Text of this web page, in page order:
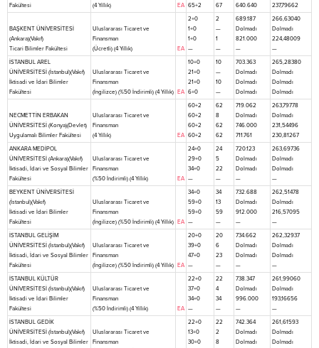
Fakültesi (4 Yıllık) EA 65+2 67 640.640 237,79662
BAŞKENT ÜNİVERSİTESİ
(Ankara)(Vakıf)
Ticari Bilimler Fakültesi
Uluslararası Ticaret ve
Finansman
(Ücretli) (4 Yıllık)
EA
2+0
1+0
1+0
—
2
—
1
—
689.187
Dolmadı
821.000
—
266,63040
Dolmadı
224,48009
—
İSTANBUL AREL
ÜNİVERSİTESİ (İstanbul)(Vakıf)
İktisadi ve İdari Bilimler
Fakültesi
Uluslararası Ticaret ve
Finansman
(İngilizce) (%50 İndirimli) (4 Yıllık)
EA
10+0
21+0
21+0
6+0
10
—
10
—
703.363
Dolmadı
Dolmadı
Dolmadı
265,28380
Dolmadı
Dolmadı
Dolmadı
NECMETTİN ERBAKAN
ÜNİVERSİTESİ (Konya)(Devlet)
Uygulamalı Bilimler Fakültesi
Uluslararası Ticaret ve
Finansman
(4 Yıllık)
EA
60+2
60+2
60+2
60+2
62
8
62
62
719.062
Dolmadı
746.000
711.761
263,79778
Dolmadı
231,54496
230,81267
ANKARA MEDİPOL
ÜNİVERSİTESİ (Ankara)(Vakıf)
İktisadi, İdari ve Sosyal Bilimler
Fakültesi
Uluslararası Ticaret ve
Finansman
(%50 İndirimli) (4 Yıllık)
EA
24+0
29+0
34+0
—
24
5
22
—
720.123
Dolmadı
Dolmadı
—
263,69736
Dolmadı
Dolmadı
—
BEYKENT ÜNİVERSİTESİ
(İstanbul)(Vakıf)
İktisadi ve İdari Bilimler
Fakültesi
Uluslararası Ticaret ve
Finansman
(İngilizce) (%50 İndirimli) (4 Yıllık)
EA
34+0
59+0
59+0
—
34
13
59
—
732.688
Dolmadı
912.000
—
262,51478
Dolmadı
216,57095
—
İSTANBUL GELİŞİM
ÜNİVERSİTESİ (İstanbul)(Vakıf)
İktisadi, İdari ve Sosyal Bilimler
Fakültesi
Uluslararası Ticaret ve
Finansman
(İngilizce) (%50 İndirimli) (4 Yıllık)
EA
20+0
39+0
47+0
—
20
6
23
—
734.662
Dolmadı
Dolmadı
—
262,32937
Dolmadı
Dolmadı
—
İSTANBUL KÜLTÜR
ÜNİVERSİTESİ (İstanbul)(Vakıf)
İktisadi ve İdari Bilimler
Fakültesi
Uluslararası Ticaret ve
Finansman
(%50 İndirimli) (4 Yıllık)
EA
22+0
37+0
34+0
—
22
4
34
—
738.347
Dolmadı
996.000
—
261,99060
Dolmadı
193,16656
—
İSTANBUL GEDİK
ÜNİVERSİTESİ (İstanbul)(Vakıf)
İktisadi, İdari ve Sosyal Bilimler
Uluslararası Ticaret ve
Finansman
22+0
13+0
30+0
22
2
8
742.364
Dolmadı
Dolmadı
261,61593
Dolmadı
Dolmadı